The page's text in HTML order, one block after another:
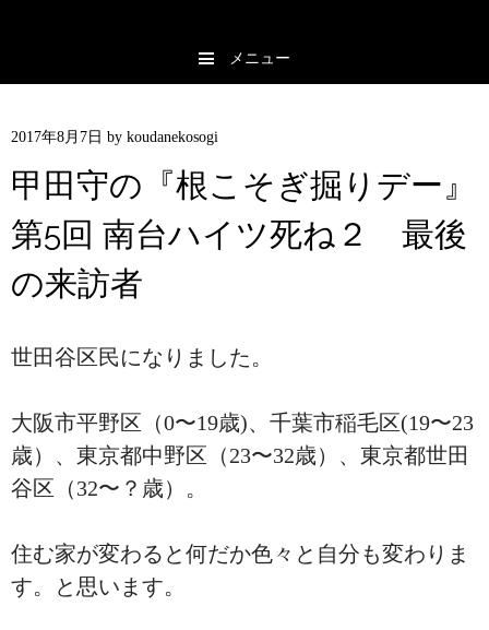
メニュー
2017年8月7日 by koudanekosogi
甲田守の『根こそぎ掘りデー』
第5回 南台ハイツ死ね２ 最後
の来訪者
世田谷区民になりました。
大阪市平野区（0〜19歳)、千葉市稲毛区(19〜23
歳）、東京都中野区（23〜32歳）、東京都世田
谷区（32〜？歳）。
住む家が変わると何だか色々と自分も変わりま
す。と思います。